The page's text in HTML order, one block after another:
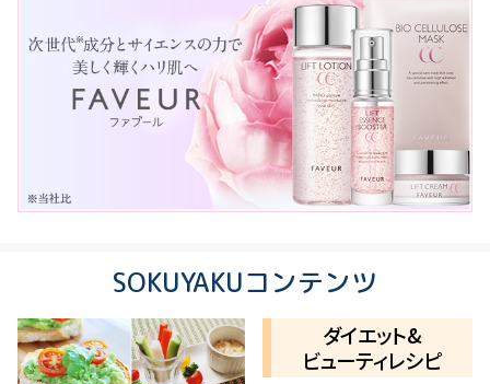
SOKUYAKUコンテンツ
ダイエット&
ビューティレシピ